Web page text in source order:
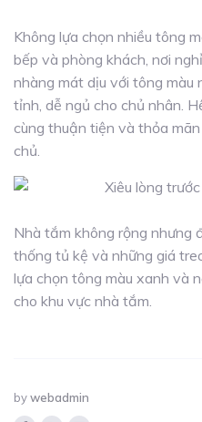
Không lựa chọn nhiều tông
bếp và phòng khách, nơi
nhàng mát dịu với tông màu
tỉnh, dễ ngủ cho chủ nhân.
cùng thuận tiện và thỏa
chủ.
Nhà tắm không rộng nhưng
thống tủ kệ và những giá
lựa chọn tông màu xanh và
cho khu vực nhà tắm.
bywebadmin